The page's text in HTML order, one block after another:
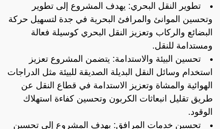
تطوير النقل البحري: يهدف المشروع إلى تطوير
وتحسين الموانئ والمرافئ البحرية في جدة لتسهيل حركة
البضائع والركاب وتعزيز النقل البحري كوسيلة فعالة
ومستدامة للنقل.
تحسين البيئة والاستدامة: يتضمن المشروع تعزيز
استخدام وسائل النقل البديلة الصديقة للبيئة مثل الدراجات
الهوائية والمشاة وتعزيز الاستدامة في قطاع النقل عن
طريق تقليل انبعاثات الكربون وتحسين كفاءة استهلاك
الوقود.
تحسين خدمات المرافق: يهدف المشروع إلى تحسين